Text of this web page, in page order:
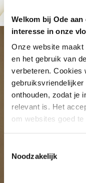
Welkom bij Ode
interesse in onze
Onze website
en het gebruik van
verbeteren. Cookies
onthouden, zodat je
relevant is. Het
om websites goed
Noodzakelijk